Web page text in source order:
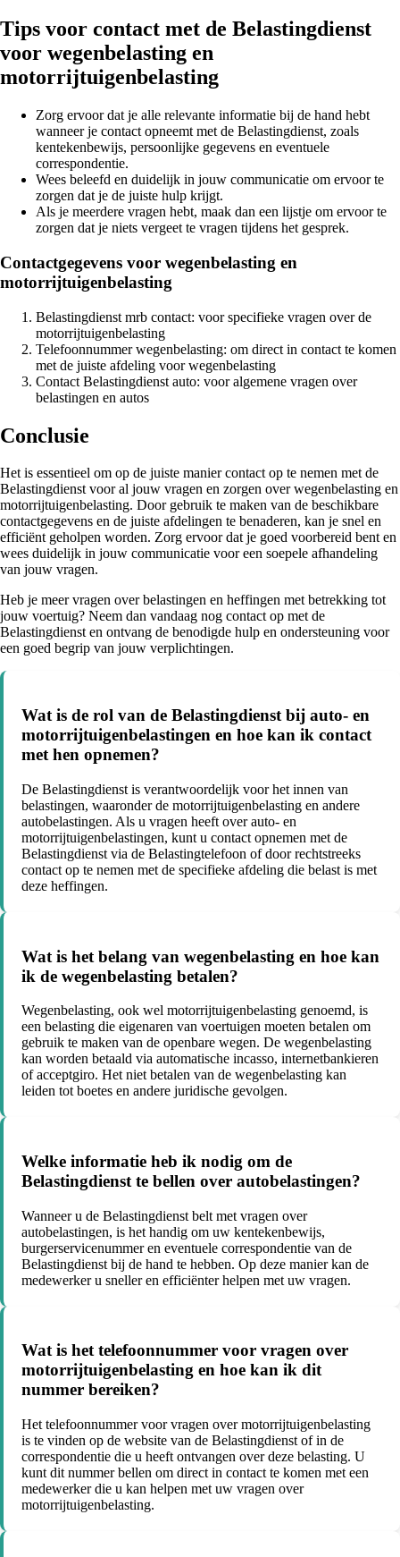
Tips voor contact met de Belastingdienst
voor wegenbelasting en
motorrijtuigenbelasting
Zorg ervoor dat je alle relevante informatie bij de hand hebt
wanneer je contact opneemt met de Belastingdienst, zoals
kentekenbewijs, persoonlijke gegevens en eventuele
correspondentie.
Wees beleefd en duidelijk in jouw communicatie om ervoor te
zorgen dat je de juiste hulp krijgt.
Als je meerdere vragen hebt, maak dan een lijstje om ervoor te
zorgen dat je niets vergeet te vragen tijdens het gesprek.
Contactgegevens voor wegenbelasting en
motorrijtuigenbelasting
Belastingdienst mrb contact: voor specifieke vragen over de
motorrijtuigenbelasting
Telefoonnummer wegenbelasting: om direct in contact te komen
met de juiste afdeling voor wegenbelasting
Contact Belastingdienst auto: voor algemene vragen over
belastingen en autos
Conclusie
Het is essentieel om op de juiste manier contact op te nemen met de
Belastingdienst voor al jouw vragen en zorgen over wegenbelasting en
motorrijtuigenbelasting. Door gebruik te maken van de beschikbare
contactgegevens en de juiste afdelingen te benaderen, kan je snel en
efficiënt geholpen worden. Zorg ervoor dat je goed voorbereid bent en
wees duidelijk in jouw communicatie voor een soepele afhandeling
van jouw vragen.
Heb je meer vragen over belastingen en heffingen met betrekking tot
jouw voertuig? Neem dan vandaag nog contact op met de
Belastingdienst en ontvang de benodigde hulp en ondersteuning voor
een goed begrip van jouw verplichtingen.
Wat is de rol van de Belastingdienst bij auto- en
motorrijtuigenbelastingen en hoe kan ik contact
met hen opnemen?
De Belastingdienst is verantwoordelijk voor het innen van
belastingen, waaronder de motorrijtuigenbelasting en andere
autobelastingen. Als u vragen heeft over auto- en
motorrijtuigenbelastingen, kunt u contact opnemen met de
Belastingdienst via de Belastingtelefoon of door rechtstreeks
contact op te nemen met de specifieke afdeling die belast is met
deze heffingen.
Wat is het belang van wegenbelasting en hoe kan
ik de wegenbelasting betalen?
Wegenbelasting, ook wel motorrijtuigenbelasting genoemd, is
een belasting die eigenaren van voertuigen moeten betalen om
gebruik te maken van de openbare wegen. De wegenbelasting
kan worden betaald via automatische incasso, internetbankieren
of acceptgiro. Het niet betalen van de wegenbelasting kan
leiden tot boetes en andere juridische gevolgen.
Welke informatie heb ik nodig om de
Belastingdienst te bellen over autobelastingen?
Wanneer u de Belastingdienst belt met vragen over
autobelastingen, is het handig om uw kentekenbewijs,
burgerservicenummer en eventuele correspondentie van de
Belastingdienst bij de hand te hebben. Op deze manier kan de
medewerker u sneller en efficiënter helpen met uw vragen.
Wat is het telefoonnummer voor vragen over
motorrijtuigenbelasting en hoe kan ik dit
nummer bereiken?
Het telefoonnummer voor vragen over motorrijtuigenbelasting
is te vinden op de website van de Belastingdienst of in de
correspondentie die u heeft ontvangen over deze belasting. U
kunt dit nummer bellen om direct in contact te komen met een
medewerker die u kan helpen met uw vragen over
motorrijtuigenbelasting.